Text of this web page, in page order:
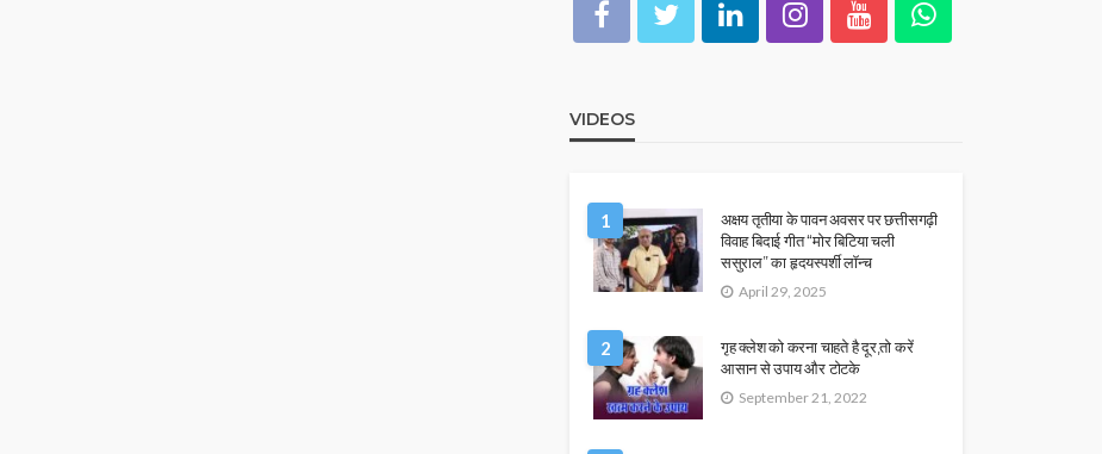
VIDEOS
1
अक्षय तृतीया के पावन अवसर पर छत्तीसगढ़ी
विवाह बिदाई गीत “मोर बिटिया चली
ससुराल” का हृदयस्पर्शी लॉन्च
April 29, 2025
2
गृह क्लेश को करना चाहते है दूर,तो करें
आसान से उपाय और टोटके
September 21, 2022